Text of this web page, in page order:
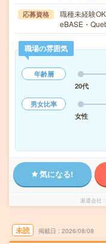
応募資格
職種未経験
eBASE・
職場の雰囲気
年齢層
20代
男女比率
女性
気になる!
派遣会社
未読 掲載日 2026/08/08